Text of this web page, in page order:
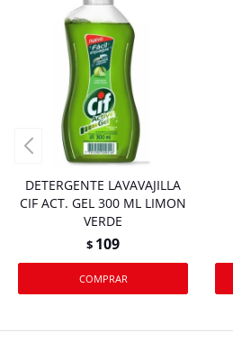
DETERGENTE LAVAVAJILLA
CIF ACT. GEL 300 ML LIMON
VERDE
$ 109